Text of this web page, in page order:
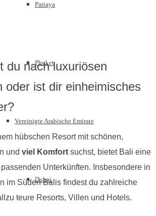
Pattaya
Phuket
Vereinigte Arabische Emirate
Dubai
du nach luxuriösen
oder ist dir einheimisches
hübschen Resort mit schönen,
und viel Komfort suchst, bietet Bali eine
Unterkünften. Insbesondere in
im Süden Balis findest du zahlreiche
teure Resorts, Villen und Hotels.